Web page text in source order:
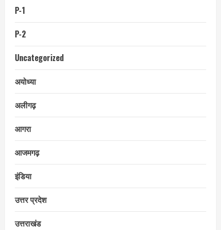
P-1
P-2
Uncategorized
अयोध्या
अलीगढ़
आगरा
आजमगढ़
इंडिया
उत्तर प्रदेश
उत्तराखंड